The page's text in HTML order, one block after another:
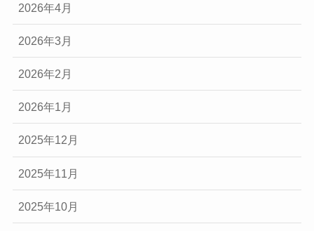
2026年4月
2026年3月
2026年2月
2026年1月
2025年12月
2025年11月
2025年10月